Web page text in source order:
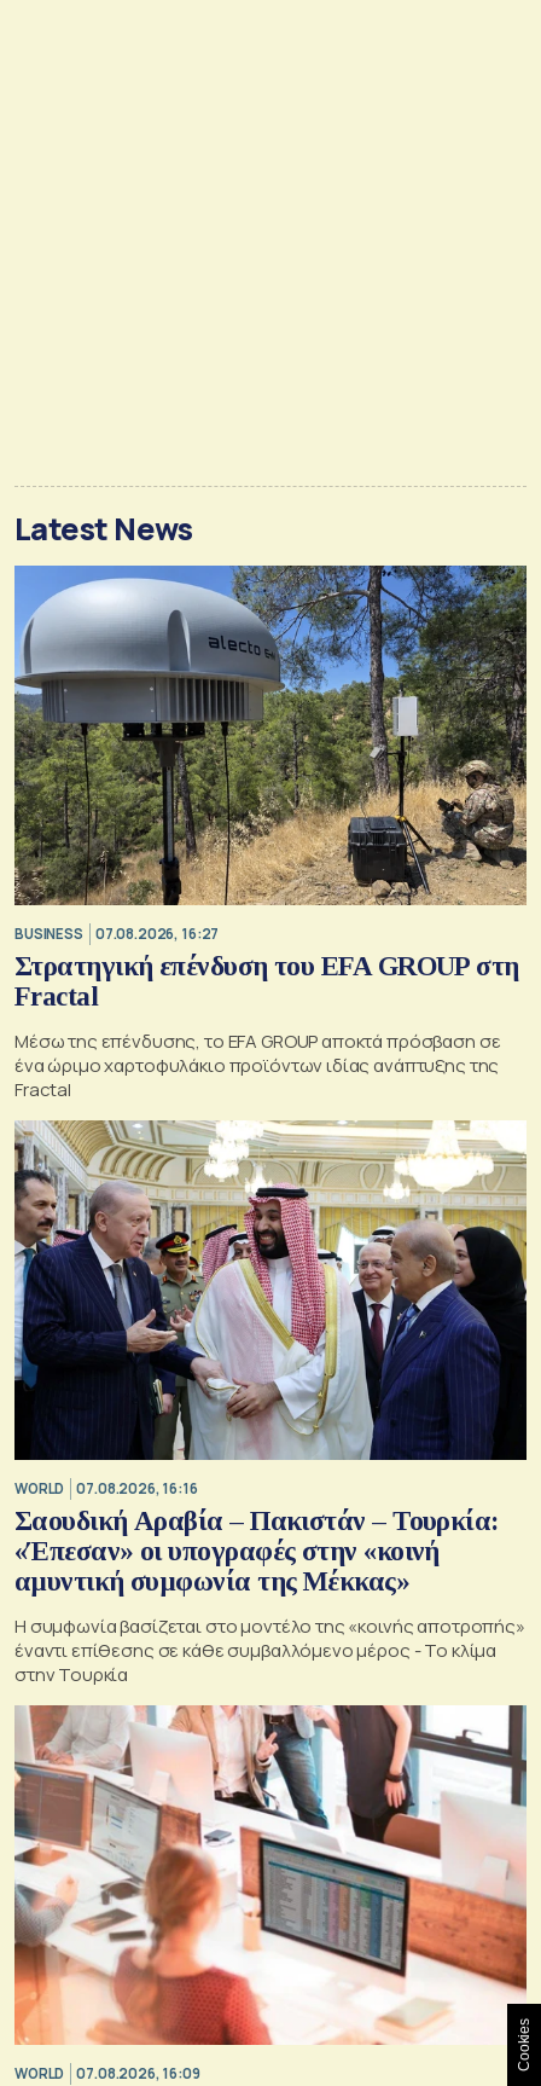
Latest News
BUSINESS 07.08.2026, 16:27
Στρατηγική επένδυση του EFA GROUP στη
Fractal
Μέσω της επένδυσης, το EFA GROUP αποκτά πρόσβαση σε
ένα ώριμο χαρτοφυλάκιο προϊόντων ιδίας ανάπτυξης της
Fractal
WORLD 07.08.2026, 16:16
Σαουδική Αραβία – Πακιστάν – Τουρκία:
«Έπεσαν» οι υπογραφές στην «κοινή
αμυντική συμφωνία της Μέκκας»
Η συμφωνία βασίζεται στο μοντέλο της «κοινής αποτροπής»
έναντι επίθεσης σε κάθε συμβαλλόμενο μέρος - Το κλίμα
στην Τουρκία
WORLD 07.08.2026, 16:09
Cookies